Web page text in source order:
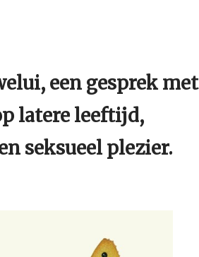
een gesprek met
latere leeftijd,
seksueel plezier.